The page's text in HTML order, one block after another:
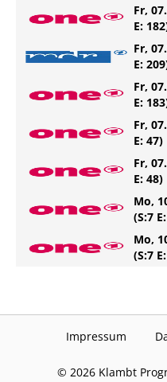
Fr,
E:
Fr,
E:
Fr,
E:
Fr,
E: 47)
Fr,
E: 48)
Mo,
(S:7
Mo,
(S:7
Impressum
© 2026 Klambt